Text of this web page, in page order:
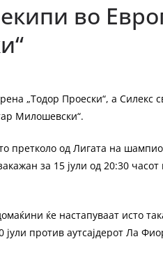
во
„Тодор Проески“, а Силекс
Милошевски“.
претколо од Лигата на
за 15 јули од 20:30 часот
ќе настапуваат исто
против аутсајдерот Ла